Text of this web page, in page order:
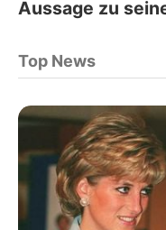
Aussage zu
Top News